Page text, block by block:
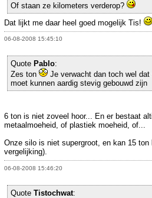
Of staan ze kilometers verderop?
Dat lijkt me daar heel goed mogelijk Tis!
06-08-2008 15:45:10
Quote Pablo:
Zes ton
Je verwacht dan toch wel
moet kunnen aardig stevig gebouwd zijn
6 ton is niet zoveel hoor... En er bestaat
metaalmoeheid, of plastiek moeheid, of...
Onze silo is niet supergroot, en kan 15 ton
vergelijking).
06-08-2008 15:46:20
Quote Tistochwat: